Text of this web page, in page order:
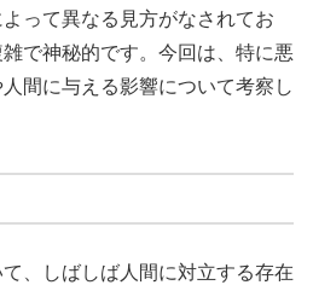
って異なる見方がなされてお
で神秘的です。今回は、特に悪
間に与える影響について考察し
、しばしば人間に対立する存在